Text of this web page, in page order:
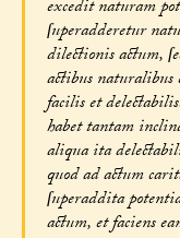
excedit naturam
ſuperadderetur
dilectionis actum,
actibus naturalibus
facilis et
habet tantam
aliqua ita
quod ad actum
ſuperaddita
actum, et faciens